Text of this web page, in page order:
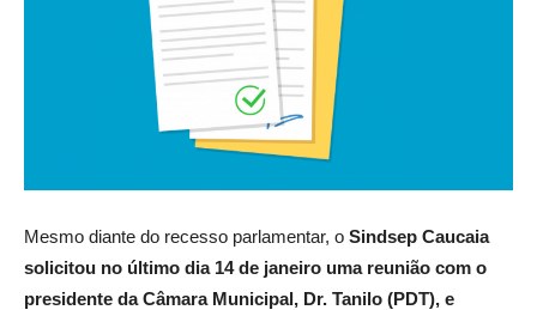
Mesmo diante do recesso parlamentar, o Sindsep Caucaia
solicitou no último dia 14 de janeiro uma reunião com o
presidente da Câmara Municipal, Dr. Tanilo (PDT), e